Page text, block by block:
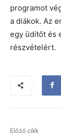
programot
a diákok. Az
egy üdítőt és
részvételért.
Előző cikk